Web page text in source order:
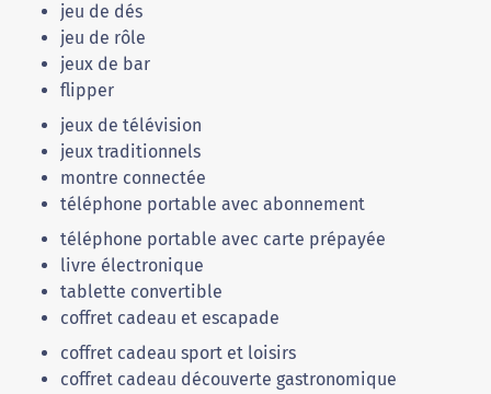
jeu de dés
jeu de rôle
jeux de bar
flipper
jeux de télévision
jeux traditionnels
montre connectée
téléphone portable avec abonnement
téléphone portable avec carte prépayée
livre électronique
tablette convertible
coffret cadeau et escapade
coffret cadeau sport et loisirs
coffret cadeau découverte gastronomique